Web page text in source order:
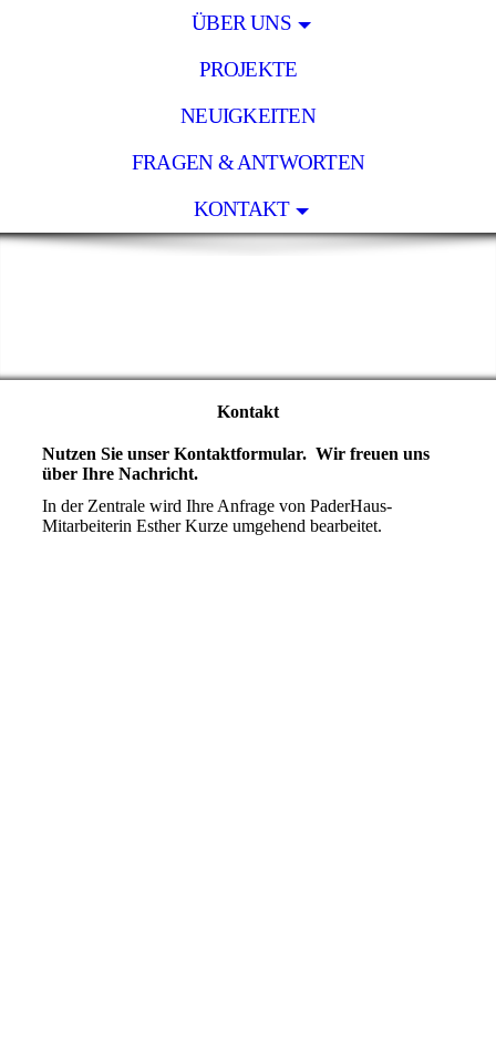
ÜBER UNS
PROJEKTE
NEUIGKEITEN
FRAGEN & ANTWORTEN
KONTAKT
Kontakt
Nutzen Sie unser Kontaktformular. Wir freuen uns
über Ihre Nachricht.
In der Zentrale wird Ihre Anfrage von PaderHaus-
Mitarbeiterin Esther Kurze umgehend bearbeitet.